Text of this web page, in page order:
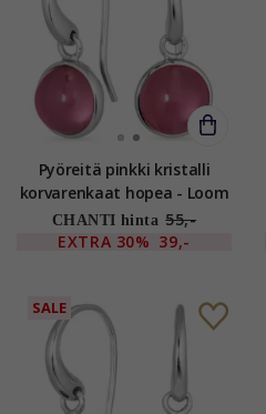
Pyöreitä pinkki kristalli
korvarenkaat hopea - Loom
Stones
CHANTI hinta 55,-
EXTRA 30% 39,-
SALE